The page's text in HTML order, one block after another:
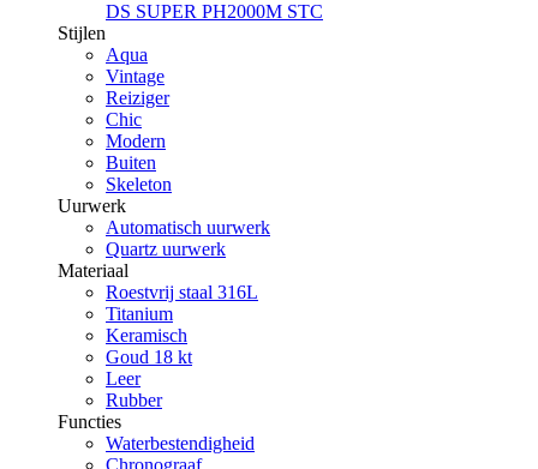
DS SUPER PH2000M STC
Stijlen
Aqua
Vintage
Reiziger
Chic
Modern
Buiten
Skeleton
Uurwerk
Automatisch uurwerk
Quartz uurwerk
Materiaal
Roestvrij staal 316L
Titanium
Keramisch
Goud 18 kt
Leer
Rubber
Functies
Waterbestendigheid